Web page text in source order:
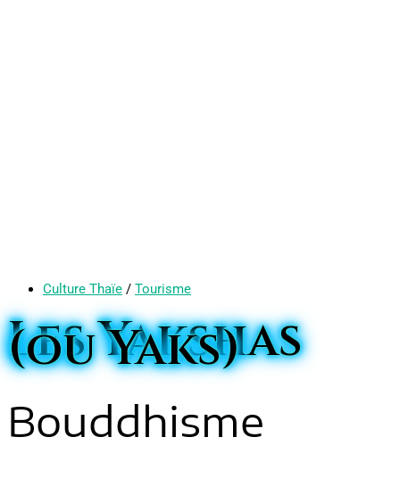
Culture Thaïe / Tourisme
Les Yakshas
(ou Yaks)
Bouddhisme